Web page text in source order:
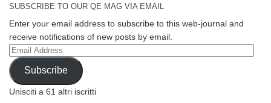
SUBSCRIBE TO OUR QE MAG VIA EMAIL
Enter your email address to subscribe to this web-journal and
receive notifications of new posts by email.
Email
Address
Subscribe
Unisciti a 61 altri iscritti